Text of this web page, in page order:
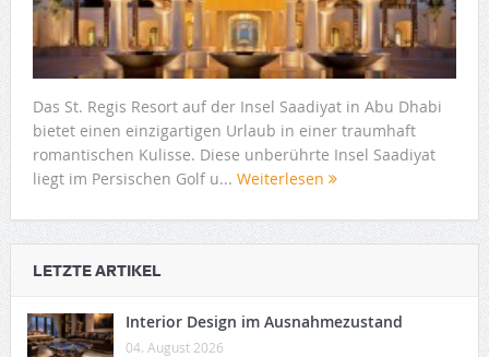
Das St. Regis Resort auf der Insel Saadiyat in Abu Dhabi
bietet einen einzigartigen Urlaub in einer traumhaft
romantischen Kulisse. Diese unberührte Insel Saadiyat
liegt im Persischen Golf u... Weiterlesen
LETZTE ARTIKEL
Interior Design im Ausnahmezustand
04. August 2026